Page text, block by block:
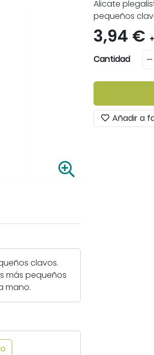
a
i
e
Alicate
pequeños
3,94 €
Cantidad
Añadir a
clavos.
más pequeños
mano.